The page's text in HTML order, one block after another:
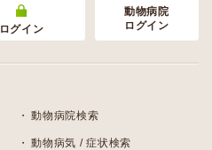
ログイン
動物病院
ログイン
動物病院検索
動物病気 / 症状検索